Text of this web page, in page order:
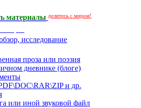
материалы делитесь с миром!
исследование
проза или поэзия
дневнике (блоге)
и др.
или иной звуковой файл